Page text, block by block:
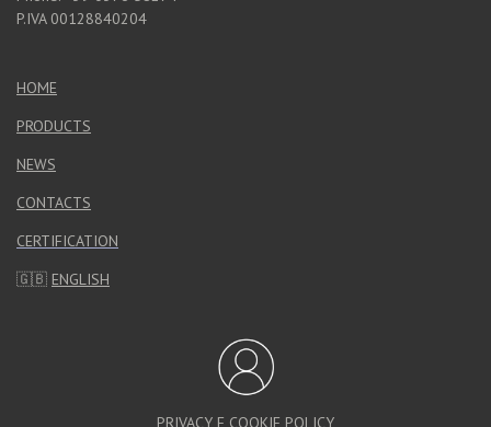
P.IVA 00128840204
HOME
PRODUCTS
NEWS
CONTACTS
CERTIFICATION
🇬🇧 ENGLISH
PRIVACY E COOKIE POLICY